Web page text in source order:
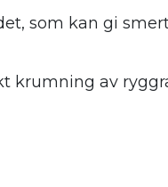
som kan gi
krumning av